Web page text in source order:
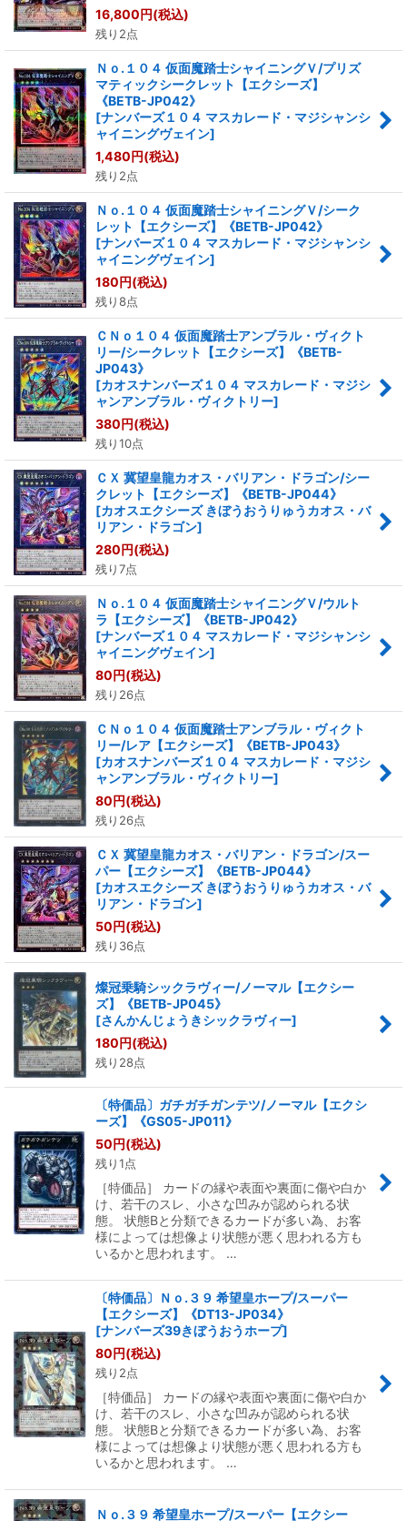
16,800円(税込)
残り2点
Ｎｏ.１０４ 仮面魔踏士シャイニングＶ/プリズ
マティックシークレット【エクシーズ】
《BETB-JP042》
[ナンバーズ１０４ マスカレード・マジシャンシ
ャイニングヴェイン]
1,480円(税込)
残り2点
Ｎｏ.１０４ 仮面魔踏士シャイニングＶ/シーク
レット【エクシーズ】《BETB-JP042》
[ナンバーズ１０４ マスカレード・マジシャンシ
ャイニングヴェイン]
180円(税込)
残り8点
ＣＮｏ１０４ 仮面魔踏士アンブラル・ヴィクト
リー/シークレット【エクシーズ】《BETB-
JP043》
[カオスナンバーズ１０４ マスカレード・マジシ
ャンアンブラル・ヴィクトリー]
380円(税込)
残り10点
ＣＸ 冀望皇龍カオス・バリアン・ドラゴン/シー
クレット【エクシーズ】《BETB-JP044》
[カオスエクシーズ きぼうおうりゅうカオス・バ
リアン・ドラゴン]
280円(税込)
残り7点
Ｎｏ.１０４ 仮面魔踏士シャイニングＶ/ウルト
ラ【エクシーズ】《BETB-JP042》
[ナンバーズ１０４ マスカレード・マジシャンシ
ャイニングヴェイン]
80円(税込)
残り26点
ＣＮｏ１０４ 仮面魔踏士アンブラル・ヴィクト
リー/レア【エクシーズ】《BETB-JP043》
[カオスナンバーズ１０４ マスカレード・マジシ
ャンアンブラル・ヴィクトリー]
80円(税込)
残り26点
ＣＸ 冀望皇龍カオス・バリアン・ドラゴン/スー
パー【エクシーズ】《BETB-JP044》
[カオスエクシーズ きぼうおうりゅうカオス・バ
リアン・ドラゴン]
50円(税込)
残り36点
燦冠乗騎シックラヴィー/ノーマル【エクシー
ズ】《BETB-JP045》
[さんかんじょうきシックラヴィー]
180円(税込)
残り28点
〔特価品〕ガチガチガンテツ/ノーマル【エクシ
ーズ】《GS05-JP011》
50円(税込)
残り1点
［特価品］ カードの縁や表面や裏面に傷や白か
け、若干のスレ、小さな凹みが認められる状
態。 状態Bと分類できるカードが多い為、お客
様によっては想像より状態が悪く思われる方も
いるかと思われます。 …
〔特価品〕Ｎｏ.３９ 希望皇ホープ/スーパー
【エクシーズ】《DT13-JP034》
[ナンバーズ39きぼうおうホープ]
80円(税込)
残り2点
［特価品］ カードの縁や表面や裏面に傷や白か
け、若干のスレ、小さな凹みが認められる状
態。 状態Bと分類できるカードが多い為、お客
様によっては想像より状態が悪く思われる方も
いるかと思われます。 …
Ｎｏ.３９ 希望皇ホープ/スーパー【エクシー